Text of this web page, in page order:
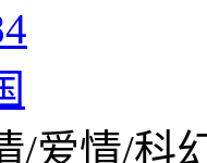
情/科